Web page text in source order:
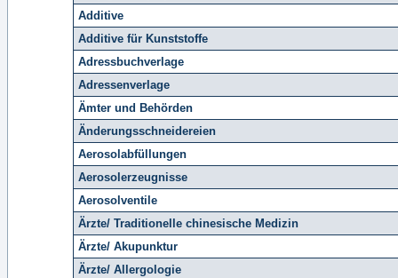
Additive
Additive für Kunststoffe
Adressbuchverlage
Adressenverlage
Ämter und Behörden
Änderungsschneidereien
Aerosolabfüllungen
Aerosolerzeugnisse
Aerosolventile
Ärzte/ Traditionelle chinesische Medizin
Ärzte/ Akupunktur
Ärzte/ Allergologie